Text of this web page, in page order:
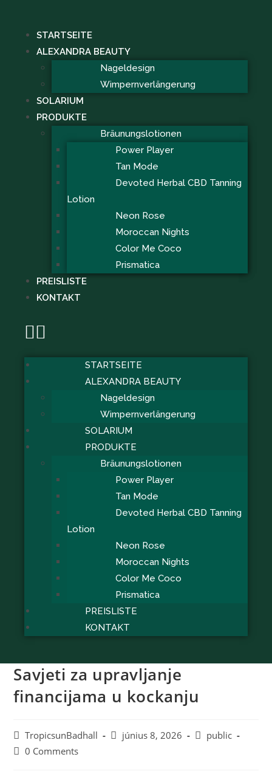
STARTSEITE
ALEXANDRA BEAUTY
Nageldesign
Wimpernverlängerung
SOLARIUM
PRODUKTE
Bräunungslotionen
Power Player
Tan Mode
Devoted Herbal CBD Tanning
Lotion
Neon Rose
Moroccan Nights
Color Me Coco
Prismatica
PREISLISTE
KONTAKT
STARTSEITE
ALEXANDRA BEAUTY
Nageldesign
Wimpernverlängerung
SOLARIUM
PRODUKTE
Bräunungslotionen
Power Player
Tan Mode
Devoted Herbal CBD Tanning
Lotion
Neon Rose
Moroccan Nights
Color Me Coco
Prismatica
PREISLISTE
KONTAKT
Savjeti za upravljanje
financijama u kockanju
TropicsunBadhall június 8, 2026
public
0 Comments